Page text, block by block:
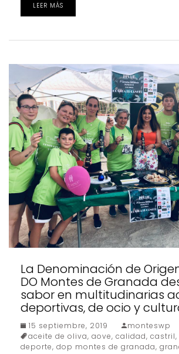
LEER MÁS
La Denominación de
DO Montes de Granada
sabor en multitudinarias
deportivas, de ocio y
15 septiembre, 2019
monteswp
aceite de oliva, aove, calidad, castril,
deporte, dop montes de granada,